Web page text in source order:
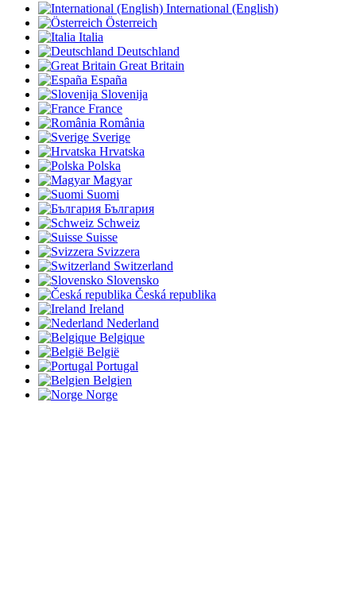
International (English)
Österreich
Italia
Deutschland
Great Britain
España
Slovenija
France
România
Sverige
Hrvatska
Polska
Magyar
Suomi
България
Schweiz
Suisse
Svizzera
Switzerland
Slovensko
Česká republika
Ireland
Nederland
Belgique
België
Portugal
Belgien
Norge